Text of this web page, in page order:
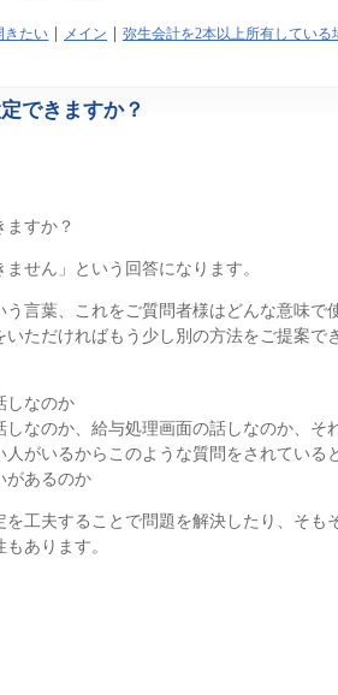
きたい メイン 弥生会計を2本以上所有している
できますか？
ますか？
せん」という回答になります。
言葉、これをご質問者様はどんな意味で
ただければもう少し別の方法をご提案で
しなのか
なのか、給与処理画面の話しなのか、そ
がいるからこのような質問をされている
があるのか
工夫することで問題を解決したり、そも
あります。